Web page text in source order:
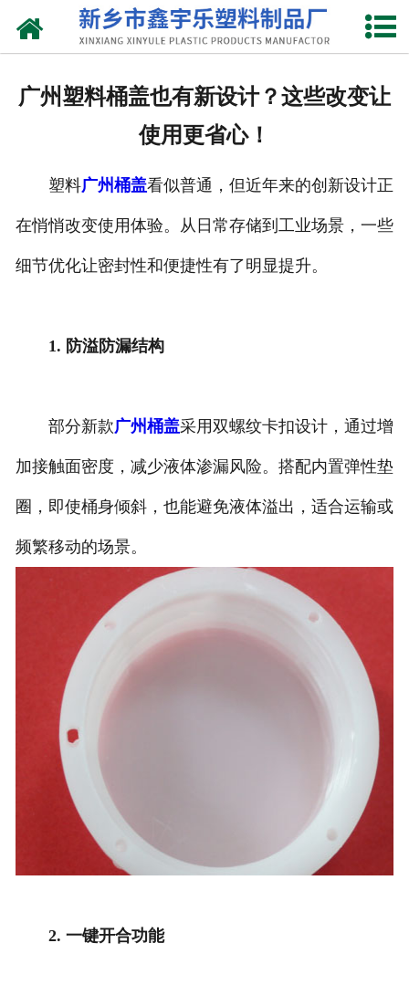
网站首页
联系我们
广州塑料桶盖也有新设计？这些改变让
使用更省心！
塑料广州桶盖看似普通，但近年来的创新设计正
在悄悄改变使用体验。从日常存储到工业场景，一些
细节优化让密封性和便捷性有了明显提升。
1. 防溢防漏结构
部分新款广州桶盖采用双螺纹卡扣设计，通过增
加接触面密度，减少液体渗漏风险。搭配内置弹性垫
圈，即使桶身倾斜，也能避免液体溢出，适合运输或
频繁移动的场景。
2. 一键开合功能